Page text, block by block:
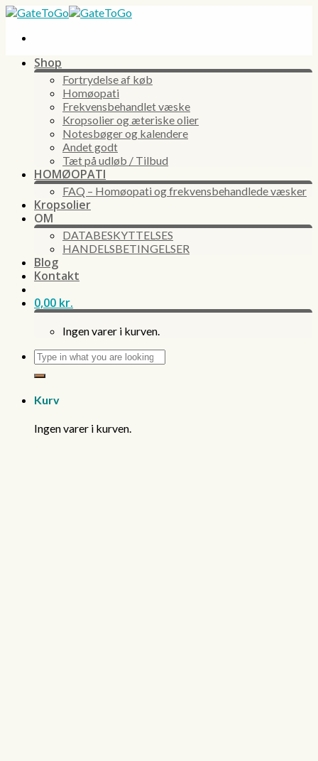
Skip
content
Shop
Fortrydelse af køb
Homøopati
Frekvensbehandlet væske
Kropsolier og æteriske olier
Notesbøger og kalendere
Andet godt
Tæt på udløb / Tilbud
HOMØOPATI
FAQ – Homøopati og frekvensbehandlede væsker
Kropsolier
OM
DATABESKYTTELSES
HANDELSBETINGELSER
Blog
Kontakt
0,00 kr.
Ingen varer i kurven.
Søg
efter:
Kurv
Ingen varer i kurven.